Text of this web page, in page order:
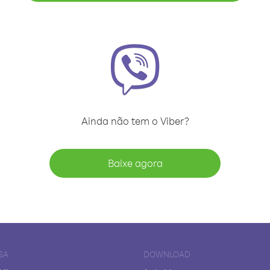
Ainda não tem o Viber?
Baixe agora
DOWNLOAD